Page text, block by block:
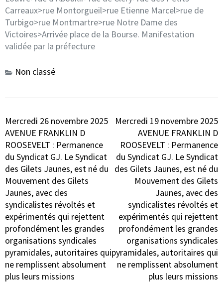
Carreaux>rue Montorgueil>rue Etienne Marcel>rue de
Turbigo>rue Montmartre>rue Notre Dame des
Victoires>Arrivée place de la Bourse. Manifestation
validée par la préfecture
Non classé
Navigation
de
l’article
Mercredi 26 novembre 2025
AVENUE FRANKLIN D
ROOSEVELT : Permanence
du Syndicat GJ. Le Syndicat
des Gilets Jaunes, est né du
Mouvement des Gilets
Jaunes, avec des
syndicalistes révoltés et
expérimentés qui rejettent
profondément les grandes
organisations syndicales
pyramidales, autoritaires qui
ne remplissent absolument
plus leurs missions
Mercredi 19 novembre 2025
AVENUE FRANKLIN D
ROOSEVELT : Permanence
du Syndicat GJ. Le Syndicat
des Gilets Jaunes, est né du
Mouvement des Gilets
Jaunes, avec des
syndicalistes révoltés et
expérimentés qui rejettent
profondément les grandes
organisations syndicales
pyramidales, autoritaires qui
ne remplissent absolument
plus leurs missions